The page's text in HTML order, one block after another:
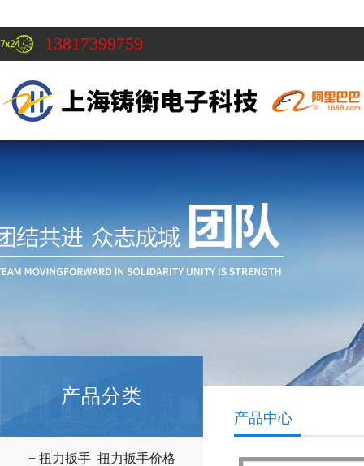
13817399759
产品分类
+ 扭力扳手_扭力扳手价格
产品中心